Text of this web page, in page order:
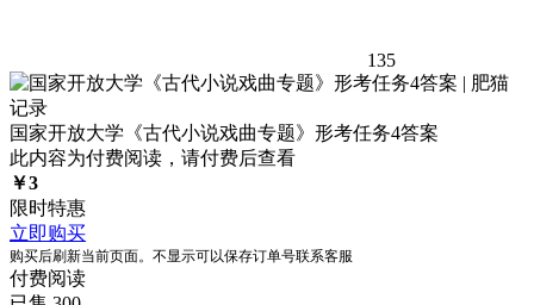
135
国家开放大学《古代小说戏曲专题》形考任务4答案
此内容为付费阅读，请付费后查看
￥3
限时特惠
立即购买
购买后刷新当前页面。不显示可以保存订单号联系客服
付费阅读